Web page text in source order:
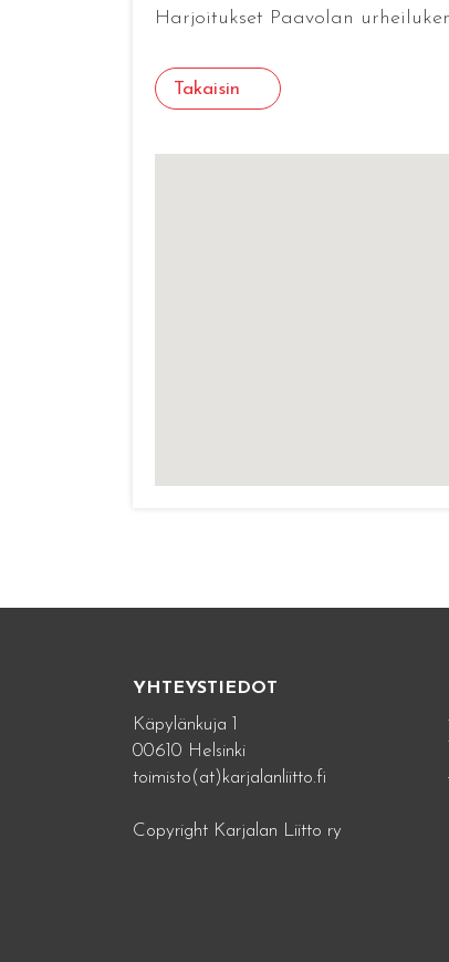
Harjoitukset Paavolan
Takaisin
YHTEYSTIEDOT
Käpylänkuja 1
00610 Helsinki
toimisto(at)karjalanliitto.fi
Copyright Karjalan Liitto ry